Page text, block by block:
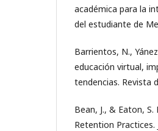
académica para la
del estudiante de
Barrientos, N.,
educación virtual,
tendencias. Revista
Bean, J., & Eaton,
Retention